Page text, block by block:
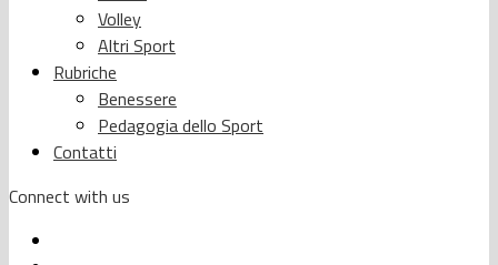
Volley
Altri Sport
Rubriche
Benessere
Pedagogia dello Sport
Contatti
Connect with us